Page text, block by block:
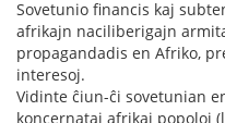
Sovetunio financis kaj
afrikajn naciliberigajn
propagandadis en Afriko,
interesoj.
Vidinte ĉiun-ĉi sovetunian
koncernataj afrikaj popoloj